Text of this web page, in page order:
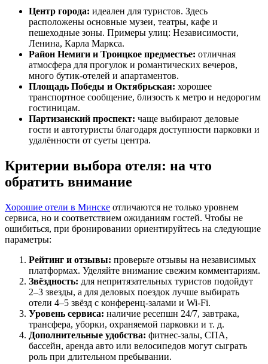
Центр города: идеален для туристов. Здесь
расположены основные музеи, театры, кафе и
пешеходные зоны. Примеры улиц: Независимости,
Ленина, Карла Маркса.
Район Немиги и Троицкое предместье: отличная
атмосфера для прогулок и романтических вечеров,
много бутик-отелей и апартаментов.
Площадь Победы и Октябрьская: хорошее
транспортное сообщение, близость к метро и недорогим
гостиницам.
Партизанский проспект: чаще выбирают деловые
гости и автотуристы благодаря доступности парковки и
удалённости от суеты центра.
Критерии выбора отеля: на что
обратить внимание
Хорошие отели в Минске отличаются не только уровнем
сервиса, но и соответствием ожиданиям гостей. Чтобы не
ошибиться, при бронировании ориентируйтесь на следующие
параметры:
Рейтинг и отзывы: проверьте отзывы на независимых
платформах. Уделяйте внимание свежим комментариям.
Звёздность: для непритязательных туристов подойдут
2–3 звезды, а для деловых поездок лучше выбирать
отели 4–5 звёзд с конференц-залами и Wi-Fi.
Уровень сервиса: наличие ресепшн 24/7, завтрака,
трансфера, уборки, охраняемой парковки и т. д.
Дополнительные удобства: фитнес-залы, СПА,
бассейн, аренда авто или велосипедов могут сыграть
роль при длительном пребывании.